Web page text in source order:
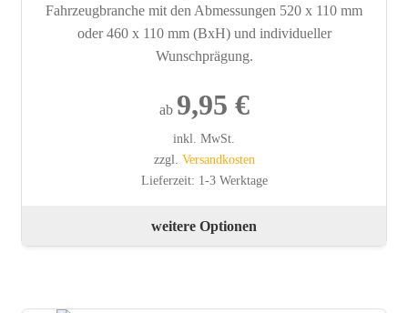
Fahrzeugbranche mit den Abmessungen 520 x 110 mm
oder 460 x 110 mm (BxH) und individueller
Wunschprägung.
ab 9,95 €
inkl. MwSt.
zzgl. Versandkosten
Lieferzeit: 1-3 Werktage
weitere Optionen